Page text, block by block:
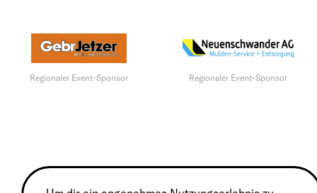
Regionaler Event-Sponsor Regionaler Event-Sponsor